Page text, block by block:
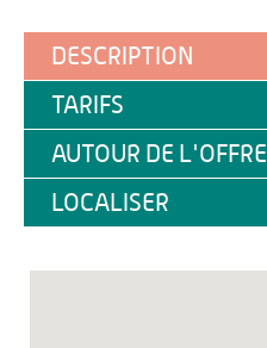
DESCRIPTION
TARIFS
AUTOUR DE L'OFFRE
LOCALISER